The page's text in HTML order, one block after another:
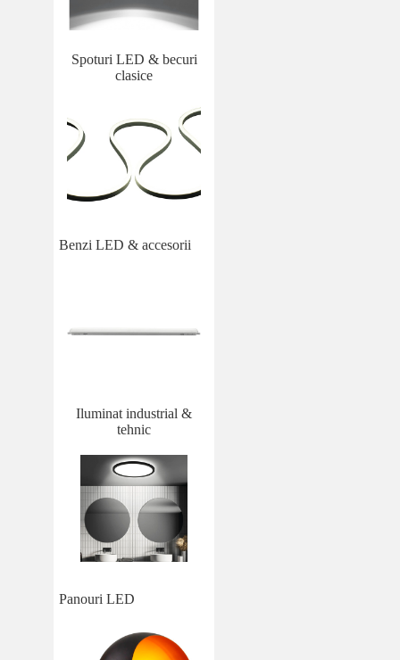
Spoturi LED & becuri
clasice
Benzi LED & accesorii
Iluminat industrial &
tehnic
Panouri LED